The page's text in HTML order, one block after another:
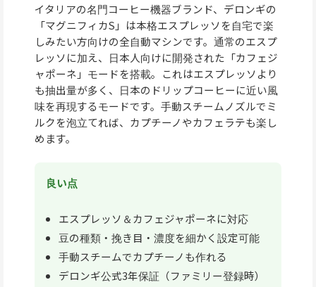
イタリアの名門コーヒー機器ブランド、デロンギの
「マグニフィカS」は本格エスプレッソを自宅で楽
しみたい方向けの全自動マシンです。通常のエスプ
レッソに加え、日本人向けに開発された「カフェジ
ャポーネ」モードを搭載。これはエスプレッソより
も抽出量が多く、日本のドリップコーヒーに近い風
味を再現するモードです。手動スチームノズルでミ
ルクを泡立てれば、カプチーノやカフェラテも楽し
めます。
良い点
エスプレッソ＆カフェジャポーネに対応
豆の種類・挽き目・濃度を細かく設定可能
手動スチームでカプチーノも作れる
デロンギ公式3年保証（ファミリー登録時）